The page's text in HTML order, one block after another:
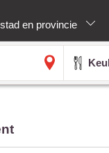
en provincie